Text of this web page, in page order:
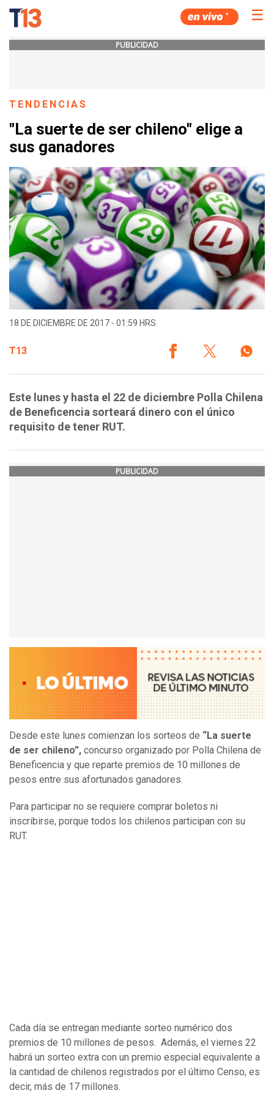
☰
PUBLICIDAD
TENDENCIAS
"La suerte de ser chileno" elige a
sus ganadores
18 DE DICIEMBRE DE 2017 - 01:59 HRS.
T13
Este lunes y hasta el 22 de diciembre Polla Chilena
de Beneficencia sorteará dinero con el único
requisito de tener RUT.
PUBLICIDAD
Desde este lunes comienzan los sorteos de “La suerte
de ser chileno”, concurso organizado por Polla Chilena de
Beneficencia y que reparte premios de 10 millones de
pesos entre sus afortunados ganadores.
Para participar no se requiere comprar boletos ni
inscribirse, porque todos los chilenos participan con su
RUT.
Cada día se entregan mediante sorteo numérico dos
premios de 10 millones de pesos. Además, el viernes 22
habrá un sorteo extra con un premio especial equivalente a
la cantidad de chilenos registrados por el último Censo, es
decir, más de 17 millones.